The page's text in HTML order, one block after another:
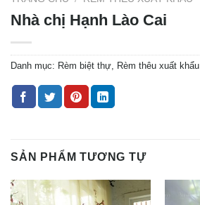
Nhà chị Hạnh Lào Cai
Danh mục: Rèm biệt thự Rèm thêu xuất khẩu
SẢN PHẨM TƯƠNG TỰ